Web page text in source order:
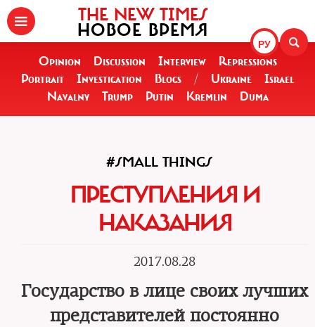
РУ
THE NEW TIMES
НОВОЕ ВРЕМЯ
Opinion Discussion Interview
Repressions
Portrait
Investigation Blogs / Ukraine
Israel
Navalny
Trump Putin Kremlin Duma
#SMALL THINGS
ПРЕСТУПЛЕНИЯ И
НАКАЗАНИЯ
2017.08.28
Государство в лице своих лучших
представителей постоянно